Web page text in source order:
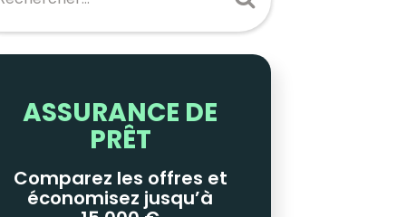
ASSURANCE DE
PRÊT
Comparez les offres et
économisez jusqu’à